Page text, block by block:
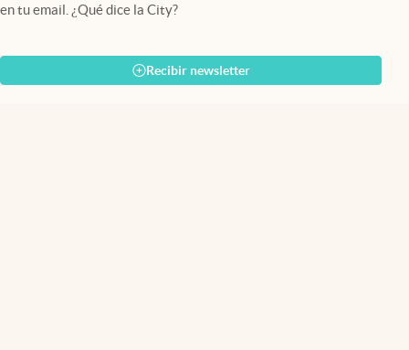
en tu email. ¿Qué dice la City?
Recibir newsletter